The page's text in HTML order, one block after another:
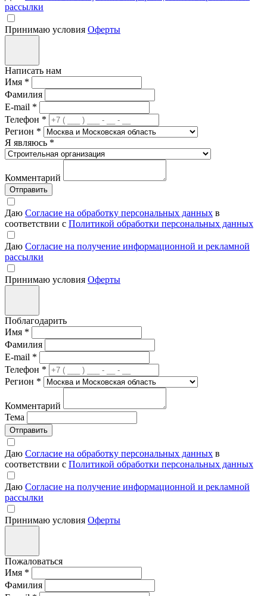
рассылки
Принимаю условия Оферты
Написать нам
Имя *
Фамилия
E-mail *
Телефон *
Регион *
Я являюсь *
Комментарий
Отправить
Даю Согласие на обработку персональных данных в
соответствии с Политикой обработки персональных данных
Даю Согласие на получение информационной и рекламной
рассылки
Принимаю условия Оферты
Поблагодарить
Имя *
Фамилия
E-mail *
Телефон *
Регион *
Комментарий
Тема
Отправить
Даю Согласие на обработку персональных данных в
соответствии с Политикой обработки персональных данных
Даю Согласие на получение информационной и рекламной
рассылки
Принимаю условия Оферты
Пожаловаться
Имя *
Фамилия